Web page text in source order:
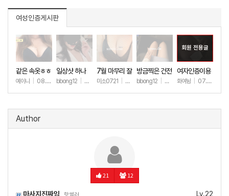
여성인증게시판
같은 속옷ㅎㅎ
예이니 08.04 +60
일상샷 하나
bbong12 07.31+87
7월 마무리 잘
하세요🫶
미소0721 07.31+241
방금찍은 건전
한 일상샷
bbong12 07.28+89
회원 전용글
여자인증이용
ㅎㅎ
화여뉭 07.27
Author
21 12
Lv.22
마사지진짜임 핫썰러